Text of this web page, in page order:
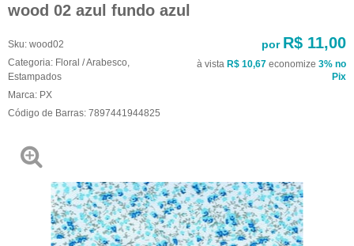
wood 02 azul fundo azul
Sku: wood02
Categoria: Floral / Arabesco,
Estampados
Marca: PX
Código de Barras: 7897441944825
por R$ 11,00
à vista R$ 10,67 economize 3% no
Pix